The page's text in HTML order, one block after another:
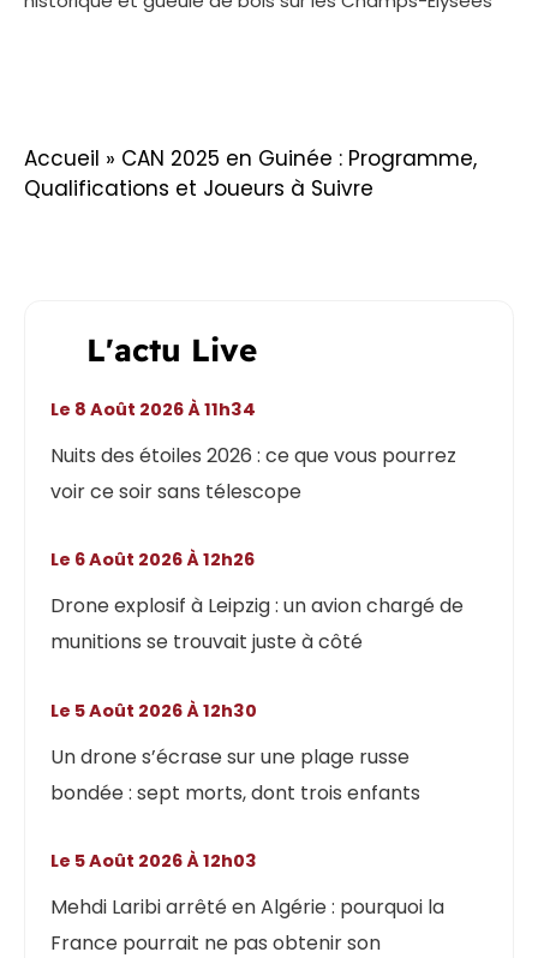
Accueil » CAN 2025 en Guinée : Programme,
Qualifications et Joueurs à Suivre
L'actu Live
Nuits des étoiles 2026 : ce que vous pourrez
voir ce soir sans télescope
Le 8 Août 2026 À 11h34
Drone explosif à Leipzig : un avion chargé de
munitions se trouvait juste à côté
Le 6 Août 2026 À 12h26
Un drone s’écrase sur une plage russe
bondée : sept morts, dont trois enfants
Le 5 Août 2026 À 12h30
Mehdi Laribi arrêté en Algérie : pourquoi la
France pourrait ne pas obtenir son
Le 5 Août 2026 À 12h03